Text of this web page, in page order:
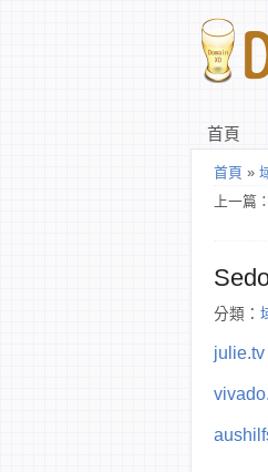
首頁
首頁 »
上一篇：
分類：